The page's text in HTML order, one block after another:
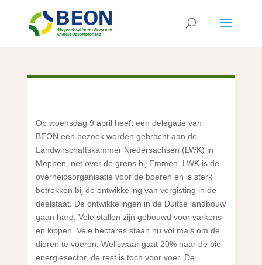
Op woensdag 9 april heeft een delegatie van
BEON een bezoek worden gebracht aan de
Landwirschaftskammer Niedersachsen (LWK) in
Meppen, net over de grens bij Emmen. LWK is de
overheidsorganisatie voor de boeren en is sterk
betrokken bij de ontwikkeling van vergisting in de
deelstaat. De ontwikkelingen in de Duitse landbouw
gaan hard. Vele stallen zijn gebouwd voor varkens
en kippen. Vele hectares staan nu vol mais om de
dieren te voeren. Weliswaar gaat 20% naar de bio-
energiesector, de rest is toch voor voer. De